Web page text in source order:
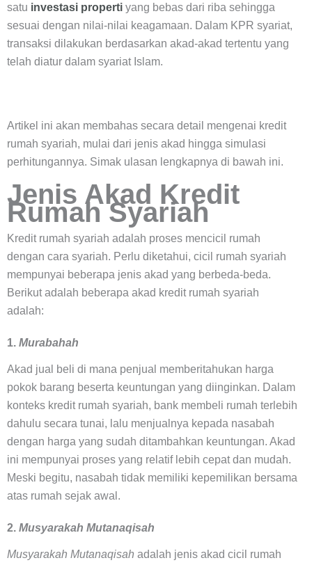
satu investasi properti yang bebas dari riba sehingga
sesuai dengan nilai-nilai keagamaan. Dalam KPR syariat,
transaksi dilakukan berdasarkan akad-akad tertentu yang
telah diatur dalam syariat Islam.
Artikel ini akan membahas secara detail mengenai kredit
rumah syariah, mulai dari jenis akad hingga simulasi
perhitungannya. Simak ulasan lengkapnya di bawah ini.
Jenis Akad Kredit
Rumah Syariah
Kredit rumah syariah adalah proses mencicil rumah
dengan cara syariah. Perlu diketahui, cicil rumah syariah
mempunyai beberapa jenis akad yang berbeda-beda.
Berikut adalah beberapa akad kredit rumah syariah
adalah:
1. Murabahah
Akad jual beli di mana penjual memberitahukan harga
pokok barang beserta keuntungan yang diinginkan. Dalam
konteks kredit rumah syariah, bank membeli rumah terlebih
dahulu secara tunai, lalu menjualnya kepada nasabah
dengan harga yang sudah ditambahkan keuntungan. Akad
ini mempunyai proses yang relatif lebih cepat dan mudah.
Meski begitu, nasabah tidak memiliki kepemilikan bersama
atas rumah sejak awal.
2. Musyarakah Mutanaqisah
Musyarakah Mutanaqisah adalah jenis akad cicil rumah